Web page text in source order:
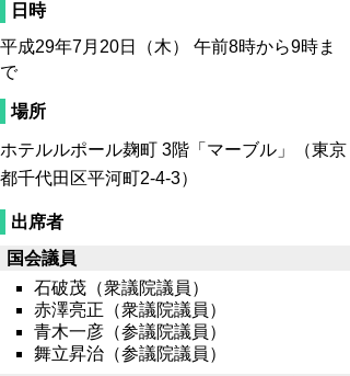
日時
平成29年7月20日（木） 午前8時から9時ま
で
場所
ホテルルポール麹町 3階「マーブル」（東京
都千代田区平河町2-4-3）
出席者
国会議員
石破茂（衆議院議員）
赤澤亮正（衆議院議員）
青木一彦（参議院議員）
舞立昇治（参議院議員）